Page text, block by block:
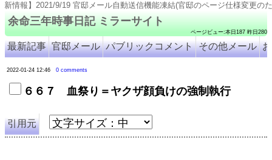
余命三年時事日記 ミラーサイト
ページビュー:本日187 昨日280
最新記事 官邸メール パブリックコメント その他メール
2022-01-24 12:46 0 comments
６６７ 血祭り＝ヤクザ顔負けの強制執行
引用元
報】2021/9/19 官邸メール自動送信機能凍結(官邸のページ仕様変更のた